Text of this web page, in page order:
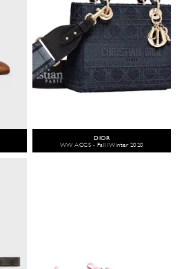
DIOR
WW ACCS - Fall/Winter 2020